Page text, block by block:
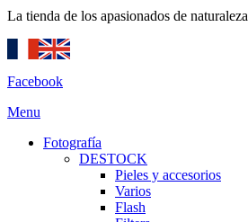
La tienda de los apasionados de naturaleza
Facebook
Menu
Fotografía
DESTOCK
Pieles y accesorios
Varios
Flash